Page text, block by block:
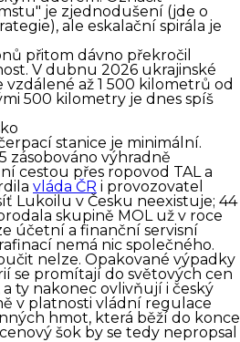
je zjednodušení (jde o
ale eskalační spirála je
přitom dávno překročil
V dubnu 2026 ukrajinské
až 1 500 kilometrů od
500 kilometry je dnes spíš
stanice je minimální.
zásobováno výhradně
cestou přes ropovod TAL a
vláda ČR i provozovatel
Lukoilu v Česku neexistuje; 44
skupině MOL už v roce
účetní a finanční servisní
nemá nic společného.
nelze. Opakované výpadky
se promítají do světových cen
ty nakonec ovlivňují i český
v platnosti vládní regulace
hmot, která běží do konce
šok by se tedy nepropsal